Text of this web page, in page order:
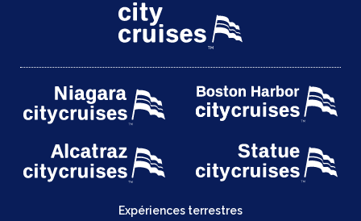
Expériences terrestres